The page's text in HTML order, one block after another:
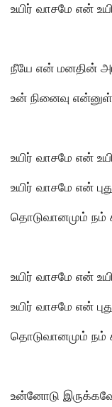
உயிர் வாசமே என்
நீயே என் மனதின்
உன் நினைவு
உயிர் வாசமே என்
உயிர் வாசமே என்
தொடுவானமும் நம்
உயிர் வாசமே என்
உயிர் வாசமே என்
தொடுவானமும் நம்
உன்னோடு